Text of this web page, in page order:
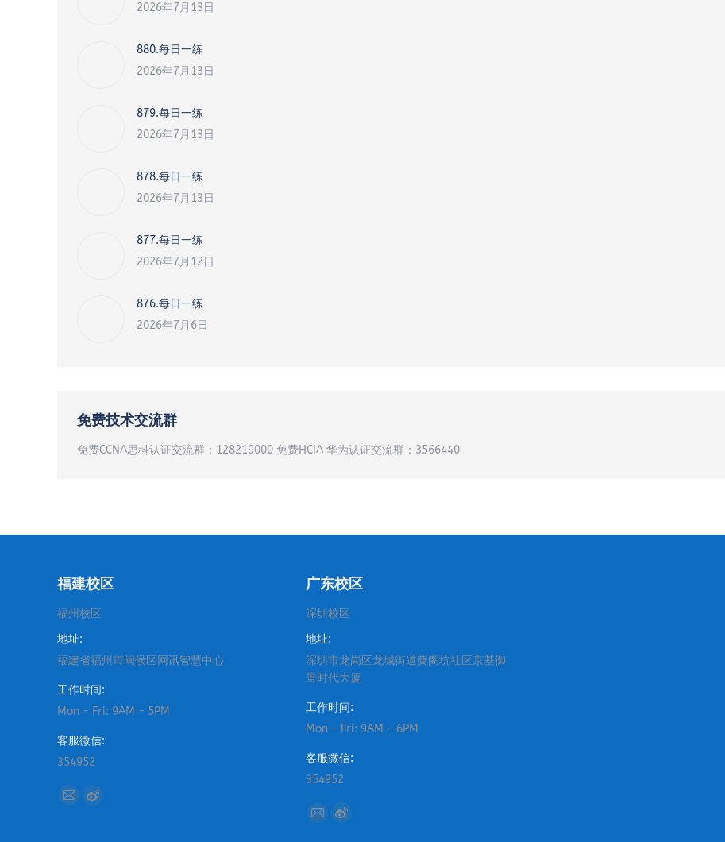
2026年7月13日
880.每日一练
2026年7月13日
879.每日一练
2026年7月13日
878.每日一练
2026年7月13日
877.每日一练
2026年7月12日
876.每日一练
2026年7月6日
免费技术交流群
免费CCNA思科认证交流群：128219000 免费HCIA 华为认证交流群：3566440
福建校区
福州校区
地址:
福建省福州市闽侯区网讯智慧中心
工作时间:
Mon - Fri: 9AM - 5PM
客服微信:
354952
找到我们：
MailWeibo
广东校区
深圳校区
地址:
深圳市龙岗区龙城街道黄阁坑社区京基御
景时代大厦
工作时间:
Mon - Fri: 9AM - 6PM
客服微信:
354952
找到我们：
MailWeibo